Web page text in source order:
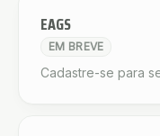
EAGS
EM BREVE
Cadastre-se para